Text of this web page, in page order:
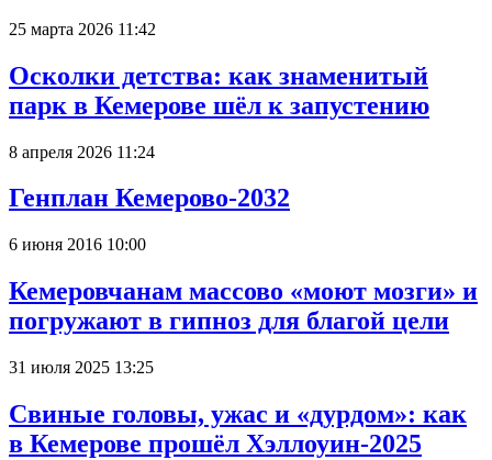
25 марта 2026 11:42
Осколки детства: как знаменитый
парк в Кемерове шёл к запустению
8 апреля 2026 11:24
Генплан Кемерово-2032
6 июня 2016 10:00
Кемеровчанам массово «моют мозги» и
погружают в гипноз для благой цели
31 июля 2025 13:25
Свиные головы, ужас и «дурдом»: как
в Кемерове прошёл Хэллоуин-2025